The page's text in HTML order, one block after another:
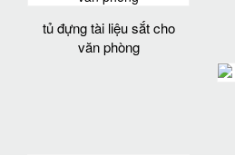
tủ đựng tài liệu sắt cho
văn phòng